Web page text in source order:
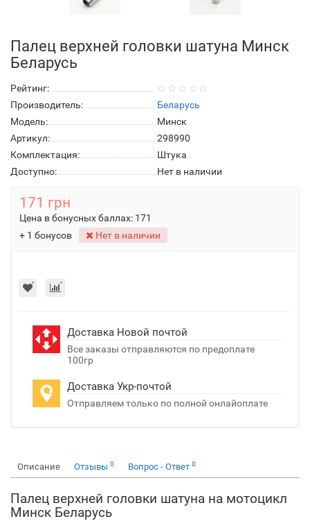
Палец верхней головки шатуна Минск
Беларусь
Рейтинг:
Производитель:
Беларусь
Модель:
Минск
Артикул:
298990
Комплектация:
Штука
Доступно:
Нет в наличии
171 грн
Цена в бонусных баллах: 171
+ 1 бонусов
Нет в наличии
Доставка Новой почтой
Все заказы отправляются по предоплате
100гр
Доставка Укр-почтой
Отправляем только по полной онлайоплате
Описание Отзывы 0 Вопрос - Ответ 0
Палец верхней головки шатуна на мотоцикл
Минск Беларусь